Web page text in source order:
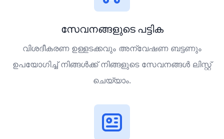
സേവനങ്ങളുടെ പട്ടിക
വിശദീകരണ ഉള്ളടക്കവും അന്വേഷണ ബട്ടണും
ഉപയോഗിച്ച് നിങ്ങൾക്ക് നിങ്ങളുടെ സേവനങ്ങൾ ലിസ്റ്റ്
ചെയ്യാം.